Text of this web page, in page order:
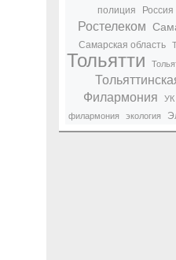
полиция Россия
Ростелеком
Самарская область
Тольятти
Филармония
филармония
экология